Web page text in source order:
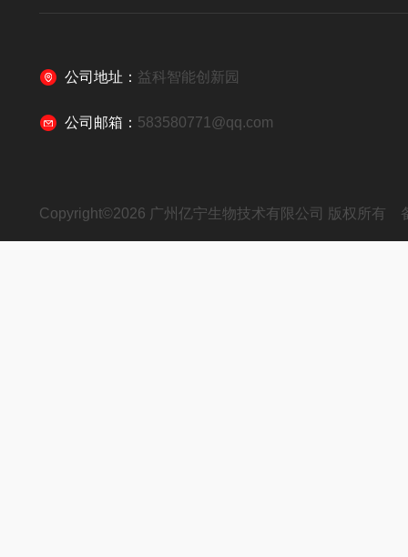
公司地址： 益科智能创新园
公司邮箱： 583580771@qq.com
Copyright©2026 广州亿宁生物技术有限公司 版权所有